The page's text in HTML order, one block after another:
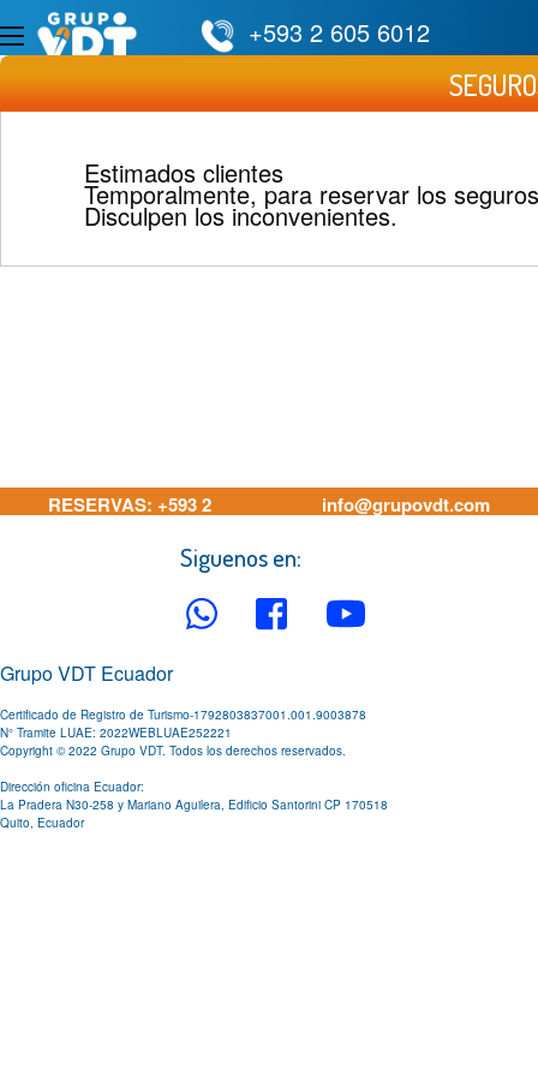
+593 2 605 6012
Estimados clientes
Temporalmente, para reservar los
Disculpen los inconvenientes.
RESERVAS: +593 2
info@grupovdt.com
Siguenos en:
Grupo VDT Ecuador
Certificado de Registro de Turismo-1792803837001.001.9003878
N° Tramite LUAE: 2022WEBLUAE252221
Copyright © 2022 Grupo VDT. Todos los derechos reservados.
Dirección oficina Ecuador:
La Pradera N30-258 y Mariano Aguilera, Edificio Santorini CP 170518
Quito, Ecuador